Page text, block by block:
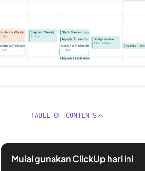
TABLE OF CONTENTS
Mulai gunakan ClickUp hari ini